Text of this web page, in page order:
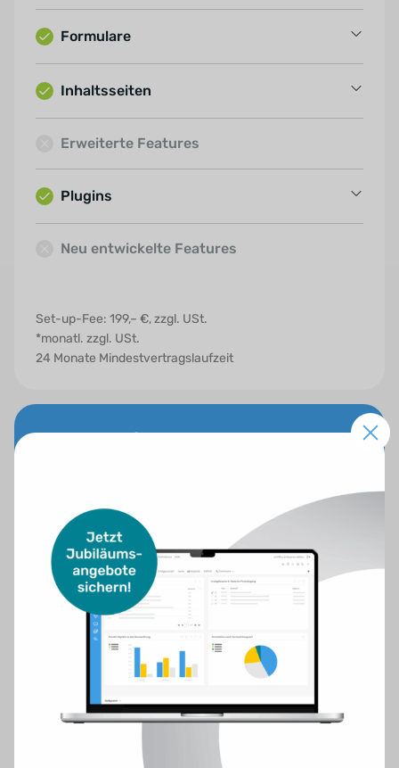
Merkliste / Favoriten
Kartendarstellung (Google Maps / OSM)
Darstellung ähnlicher Immobilien
Top-Angebote
Suche
Kartendarstellung (Google Maps / OSM)
Formulare
Newsletterformular
Inhaltsseiten
Erweiterte Features
Plugins
Mehrsprachigkeit
Neu entwickelte Features
Set-up-Fee: 199,– €, zzgl. USt.
*monatl. zzgl. USt.
24 Monate Mindestvertragslaufzeit
WP-Website
Immobilienwebsite mit allen Spezial-Features
möchten.
199,– €*
Mehr Infos anfordern
Persönliche Betreuung
Strategiegespräch